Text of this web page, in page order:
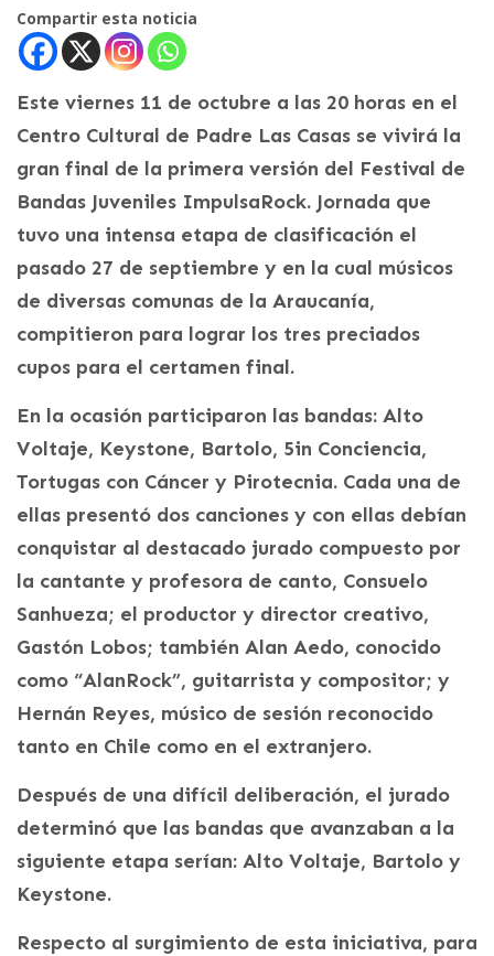
Compartir esta noticia
Este viernes 11 de octubre a las 20 horas en el
Centro Cultural de Padre Las Casas se vivirá la
gran final de la primera versión del Festival de
Bandas Juveniles ImpulsaRock. Jornada que
tuvo una intensa etapa de clasificación el
pasado 27 de septiembre y en la cual músicos
de diversas comunas de la Araucanía,
compitieron para lograr los tres preciados
cupos para el certamen final.
En la ocasión participaron las bandas: Alto
Voltaje, Keystone, Bartolo, 5in Conciencia,
Tortugas con Cáncer y Pirotecnia. Cada una de
ellas presentó dos canciones y con ellas debían
conquistar al destacado jurado compuesto por
la cantante y profesora de canto, Consuelo
Sanhueza; el productor y director creativo,
Gastón Lobos; también Alan Aedo, conocido
como “AlanRock”, guitarrista y compositor; y
Hernán Reyes, músico de sesión reconocido
tanto en Chile como en el extranjero.
Después de una difícil deliberación, el jurado
determinó que las bandas que avanzaban a la
siguiente etapa serían: Alto Voltaje, Bartolo y
Keystone.
Respecto al surgimiento de esta iniciativa, para